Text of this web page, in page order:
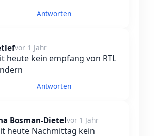
Antworten
vor 1 Jahr
heute kein empfang von RTL
Antworten
Bosman-Dietelvor 1 Jahr
heute Nachmittag kein